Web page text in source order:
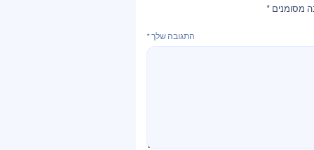
מסומנים *
התגובה שלך *